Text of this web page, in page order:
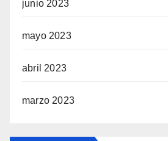
junio 2023
mayo 2023
abril 2023
marzo 2023